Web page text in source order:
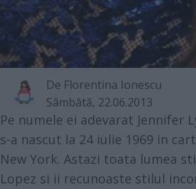
De Florentina Ionescu
Sâmbătă, 22.06.2013
Pe numele ei adevarat Jennifer
s-a nascut la 24 iulie 1969 in
New York. Astazi toata lumea
Lopez si ii recunoaste stilul